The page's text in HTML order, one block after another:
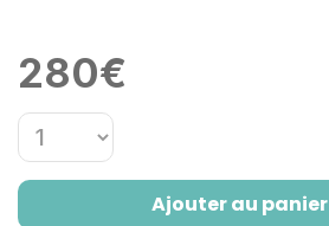
280€
Ajouter au panier